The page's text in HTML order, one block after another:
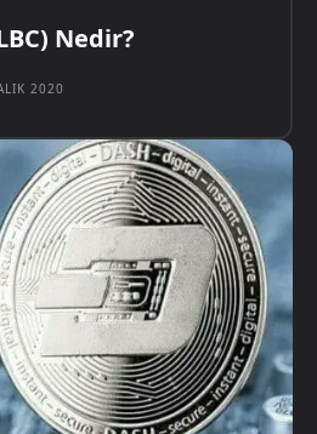
Nedir?
2020